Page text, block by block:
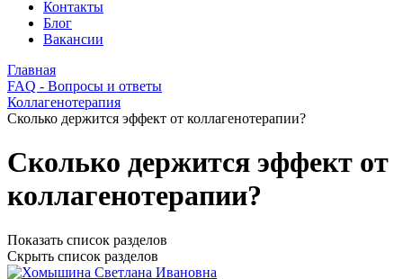
Контакты
Блог
Вакансии
Главная
FAQ - Вопросы и ответы
Коллагенотерапия
Сколько держится эффект от коллагенотерапии?
Сколько держится эффект от
коллагенотерапии?
Показать список разделов
Скрыть список разделов